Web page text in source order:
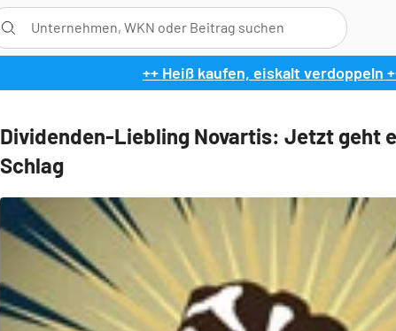
++ Heiß kaufen, eiskalt verdoppeln
Dividenden-Liebling Novartis: Jetzt geht
Schlag